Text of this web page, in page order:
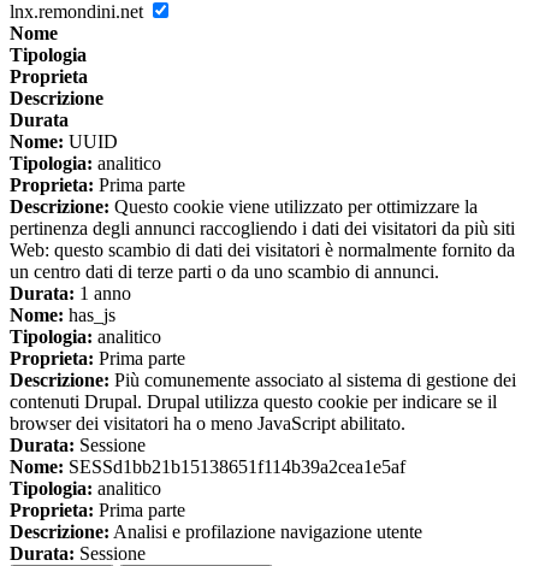
lnx.remondini.net
Nome
Tipologia
Proprieta
Descrizione
Durata
Nome: UUID
Tipologia: analitico
Proprieta: Prima parte
Descrizione: Questo cookie viene utilizzato per ottimizzare la
pertinenza degli annunci raccogliendo i dati dei visitatori da più siti
Web: questo scambio di dati dei visitatori è normalmente fornito da
un centro dati di terze parti o da uno scambio di annunci.
Durata: 1 anno
Nome: has_js
Tipologia: analitico
Proprieta: Prima parte
Descrizione: Più comunemente associato al sistema di gestione dei
contenuti Drupal. Drupal utilizza questo cookie per indicare se il
browser dei visitatori ha o meno JavaScript abilitato.
Durata: Sessione
Nome: SESSd1bb21b15138651f114b39a2cea1e5af
Tipologia: analitico
Proprieta: Prima parte
Descrizione: Analisi e profilazione navigazione utente
Durata: Sessione